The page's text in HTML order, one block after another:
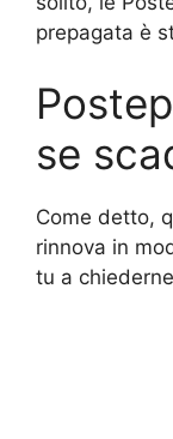
prepagata è
se
Come detto,
rinnova in
tu a